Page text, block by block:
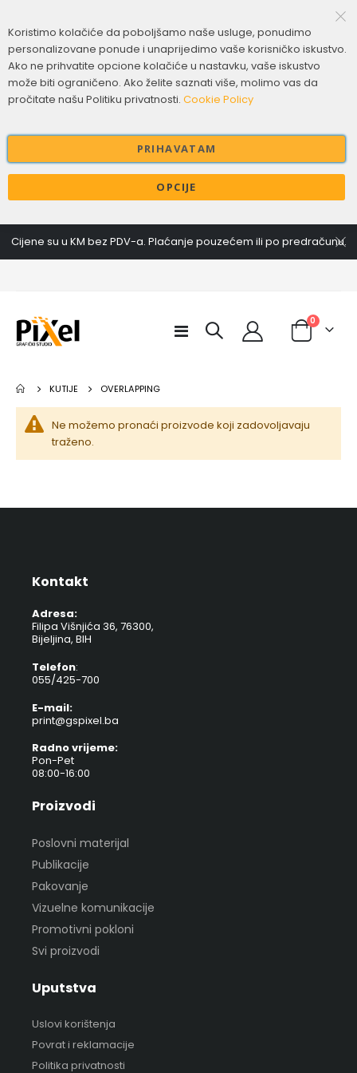
Koristimo kolačiće da poboljšamo naše usluge, ponudimo
personalizovane ponude i unaprijedimo vaše korisničko iskustvo.
Ako ne prihvatite opcione kolačiće u nastavku, vaše iskustvo
može biti ograničeno. Ako želite saznati više, molimo vas da
pročitate našu Politiku privatnosti. Cookie Policy
PRIHAVATAM
OPCIJE
Cijene su u KM bez PDV-a. Plaćanje pouzećem ili po predračunu.
Toggle
Cart
0items
KUTIJE OVERLAPPING
Ne možemo pronaći proizvode koji zadovoljavaju
traženo.
Kontakt
Adresa:
Filipa Višnjića 36, 76300,
Bijeljina, BIH
Telefon:
055/425-700
E-mail:
print@gspixel.ba
Radno vrijeme:
Pon-Pet
08:00-16:00
Proizvodi
Poslovni materijal
Publikacije
Pakovanje
Vizuelne komunikacije
Promotivni pokloni
Svi proizvodi
Uputstva
Uslovi korištenja
Povrat i reklamacije
Politika privatnosti